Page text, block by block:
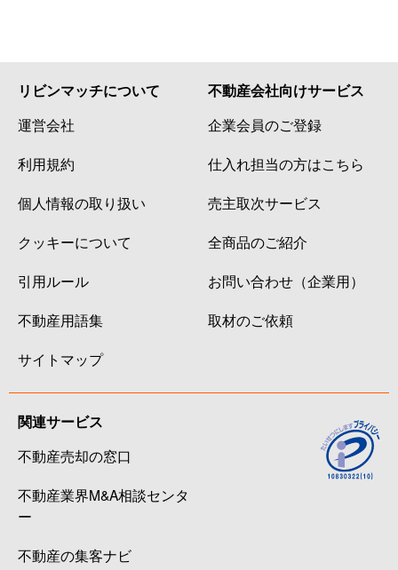
リビンマッチについて
運営会社
利用規約
個人情報の取り扱い
クッキーについて
引用ルール
不動産用語集
サイトマップ
不動産会社向けサービス
企業会員のご登録
仕入れ担当の方はこちら
売主取次サービス
全商品のご紹介
お問い合わせ（企業用）
取材のご依頼
関連サービス
不動産売却の窓口
不動産業界M&A相談センタ
ー
不動産の集客ナビ